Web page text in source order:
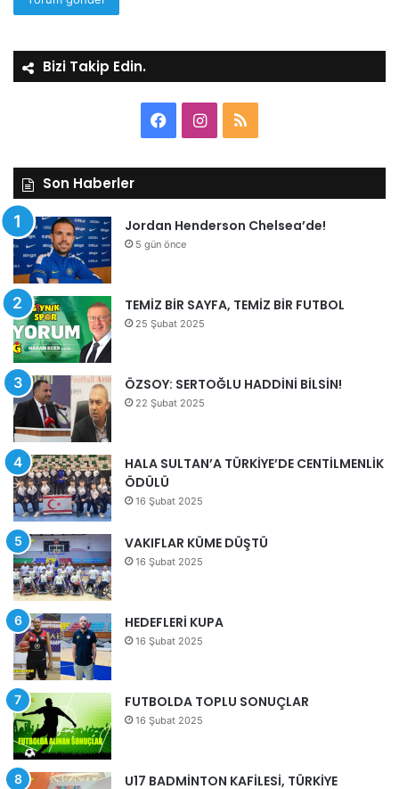
Bizi Takip Edin.
FacebookInstagram
RSS
Son Haberler
Jordan Henderson Chelsea’de!
5 gün önce
TEMİZ BİR SAYFA, TEMİZ BİR FUTBOL
25 Şubat 2025
ÖZSOY: SERTOĞLU HADDİNİ BİLSİN!
22 Şubat 2025
HALA SULTAN’A TÜRKİYE’DE CENTİLMENLİK
ÖDÜLÜ
16 Şubat 2025
VAKIFLAR KÜME DÜŞTÜ
16 Şubat 2025
HEDEFLERİ KUPA
16 Şubat 2025
FUTBOLDA TOPLU SONUÇLAR
16 Şubat 2025
U17 BADMİNTON KAFİLESİ, TÜRKİYE